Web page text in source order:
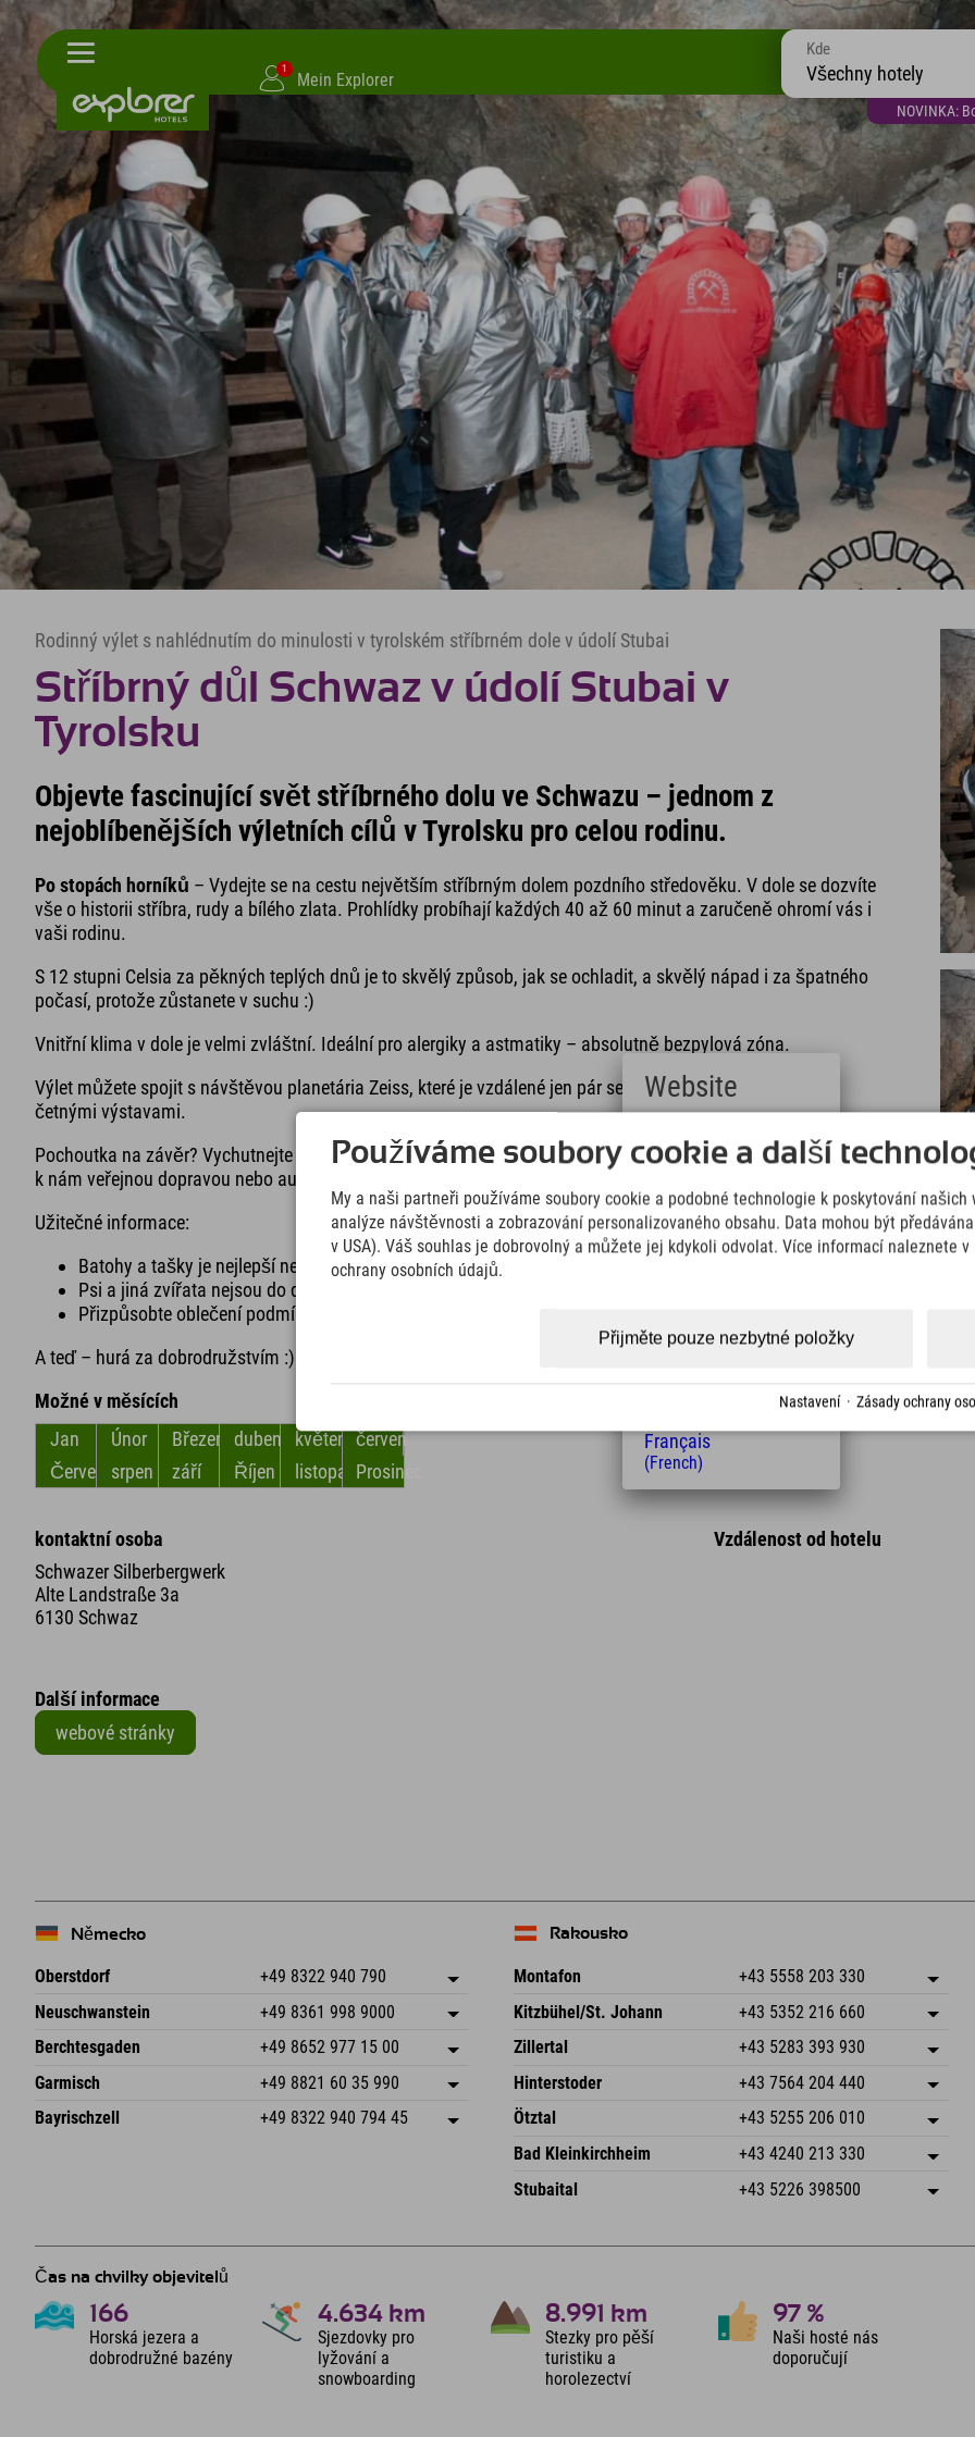
1
Mein Explorer
NOVINKA:
Kde
Všechny hotely
Rodinný výlet s nahlédnutím do minulosti v tyrolském stříbrném dole v údolí Stubai
Stříbrný důl Schwaz v údolí Stubai v
Tyrolsku
Objevte fascinující svět stříbrného dolu ve Schwazu – jednom z
nejoblíbenějších výletních cílů v Tyrolsku pro celou rodinu.
Po stopách horníků – Vydejte se na cestu největším stříbrným dolem pozdního středověku. V dole se dozvíte
vše o historii stříbra, rudy a bílého zlata. Prohlídky probíhají každých 40 až 60 minut a zaručeně ohromí vás i
vaši rodinu.
S 12 stupni Celsia za pěkných teplých dnů je to skvělý způsob, jak se ochladit, a skvělý nápad i za špatného
počasí, protože zůstanete v suchu :)
Vnitřní klima v dole je velmi zvláštní. Ideální pro alergiky a astmatiky – absolutně bezpylová zóna.
Výlet můžete spojit s návštěvou planetária Zeiss, které je vzdálené jen pár set metrů. Muzeum národů s
četnými výstavami.
Pochoutka na závěr? Vychutnejte si lahodnou tyrolskou kuchyni v restauraci **Knappenkuchl**! Dostanete se
k nám veřejnou dopravou nebo autem. K dispozici je dostatek parkovacích míst.
Užitečné informace:
Batohy a tašky je nejlepší nechat v autě.
Psi a jiná zvířata nejsou do dolu povoleni.
Přizpůsobte oblečení podmínkám – 12 stupňů Celsia.
A teď – hurá za dobrodružstvím :)
Možné v měsících
Jan
Únor Březen duben květen červen
Červenecsrpen září Říjen listopad Prosinec
kontaktní osoba
Schwazer Silberbergwerk
Alte Landstraße 3a
6130 Schwaz
Vzdálenost od hotelu
Další informace
webové stránky
Německo
Oberstdorf +49 8322 940 790
An der Breitach 3
Německo
Uložit adresu
Objednat
Neuschwanstein +49 8361 998 9000
An der Riese 45
87484 Nesselwang im Allgäu
Německo
Uložit adresu
Objednat
Berchtesgaden +49 8652 977 15 00
Hofreitstr. 7
Německo
Uložit adresu
Objednat
Garmisch +49 8821 60 35 990
Frickenstraße 22
82490 Farchant
Uložit adresu
Bayrischzell +49 8322 940 794 45
Rakousko
Montafon +43 5558 203 330
Dorfstr. 127b
6793 Gaschurn/Montafon
Rakousko
Uložit adresu
Objednat
Kitzbühel/St. Johann +43 5352 216 660
Speckbacherstraße 87
Rakousko
Uložit adresu
Objednat
Zillertal +43 5283 393 930
Schmiedau 2
Rakousko
Uložit adresu
Objednat
Hinterstoder +43 7564 204 440
Freizeitpark 10
Rakousko
Uložit adresu
Objednat
Ötztal +43 5255 206 010
Gscheat 14
Rakousko
Uložit adresu
Objednat
Bad Kleinkirchheim +43 4240 213 330
Dorfstraße 24
Uložit adresu
Odeslat e-mail
Stubaital +43 5226 398500
Čas na chvilky objevitelů
166
Horská jezera a
dobrodružné bazény
4.634 km
Sjezdovky pro
lyžování a
snowboarding
8.991 km
Stezky pro pěší
turistiku a
horolezectví
97 %
Naši hosté nás
doporučují
Používáme soubory cookie a další
My a naši partneři používáme soubory cookie a podobné technologie k poskytování našich
analýze návštěvnosti a zobrazování personalizovaného obsahu. Data mohou být
v USA). Váš souhlas je dobrovolný a můžete jej kdykoli odvolat. Více informací naleznete v
ochrany osobních údajů.
Přijměte pouze nezbytné položky
Nastavení· Zásady ochrany
Website
Deutsch
(German)
(English)
Italiano
(Italian)
(Polish)
Magyar
Français
(French)